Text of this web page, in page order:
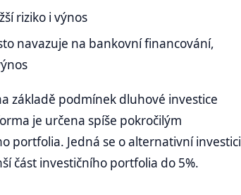
riziko i výnos
navazuje na bankovní financování,
základě podmínek dluhové investice
je určena spíše pokročilým
portfolia. Jedná se o alternativní investici
část investičního portfolia do 5%.